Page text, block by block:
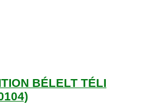
BÉLELT TÉLI